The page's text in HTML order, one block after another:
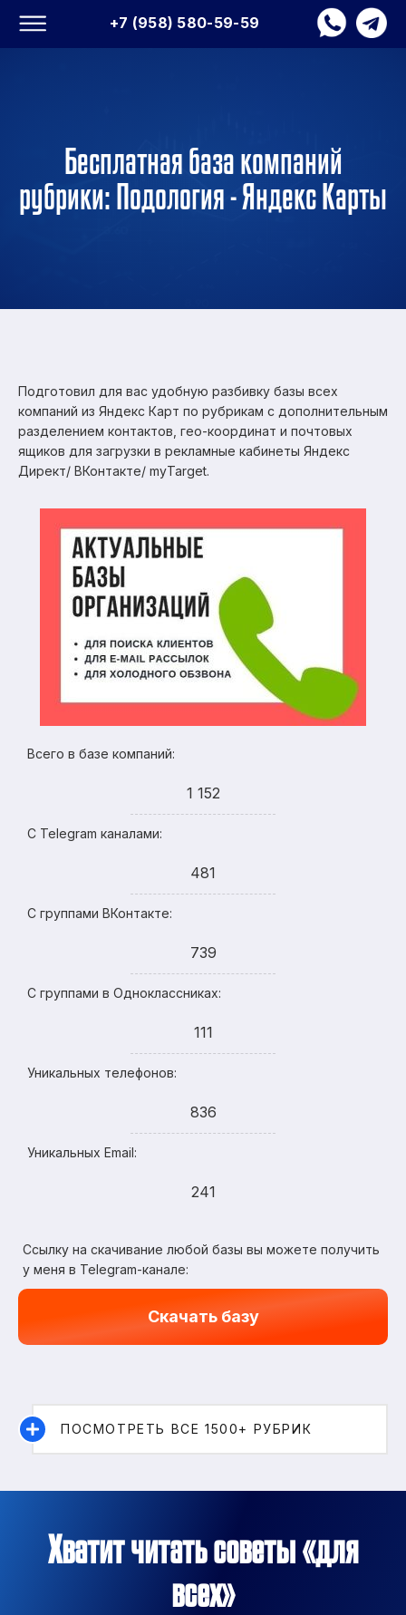
+7 (958) 580-59-59
Бесплатная база компаний
рубрики: Подология - Яндекс Карты
Подготовил для вас удобную разбивку базы всех
компаний из Яндекс Карт по рубрикам с дополнительным
разделением контактов, гео-координат и почтовых
ящиков для загрузки в рекламные кабинеты Яндекс
Директ/ ВКонтакте/ myTarget.
Всего в базе компаний:
1 152
С Telegram каналами:
481
С группами ВКонтакте:
739
С группами в Одноклассниках:
111
Уникальных телефонов:
836
Уникальных Email:
241
Ссылку на скачивание любой базы вы можете получить
у меня в Telegram-канале:
Скачать базу
ПОСМОТРЕТЬ ВСЕ 1500+ РУБРИК
Хватит читать советы «для
всех»